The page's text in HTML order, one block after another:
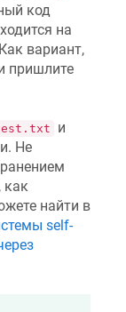
код
на
вариант,
пришлите
и
Не
как
найти в
self-